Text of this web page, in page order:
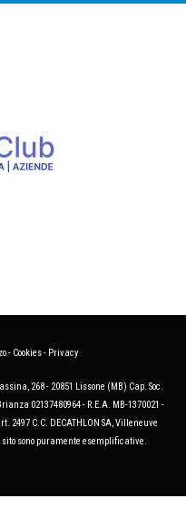
- Cookies- Privacy
268 - 20851 Lissone (MB) Cap. Soc.
02137480964 - R.E.A. MB-1370021 -
2497 C.C. DECATHLON SA, Villeneuve
sito sono puramente esemplificative.